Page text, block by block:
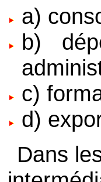
a)
b)
c)
d)
Dans